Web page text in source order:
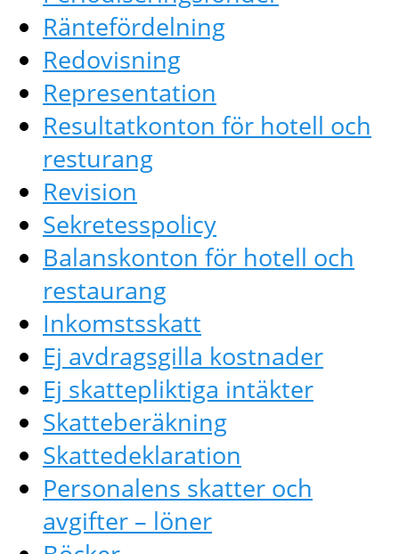
Räntefördelning
Redovisning
Representation
Resultatkonton för hotell och
resturang
Revision
Sekretesspolicy
Balanskonton för hotell och
restaurang
Inkomstsskatt
Ej avdragsgilla kostnader
Ej skattepliktiga intäkter
Skatteberäkning
Skattedeklaration
Personalens skatter och
avgifter – löner